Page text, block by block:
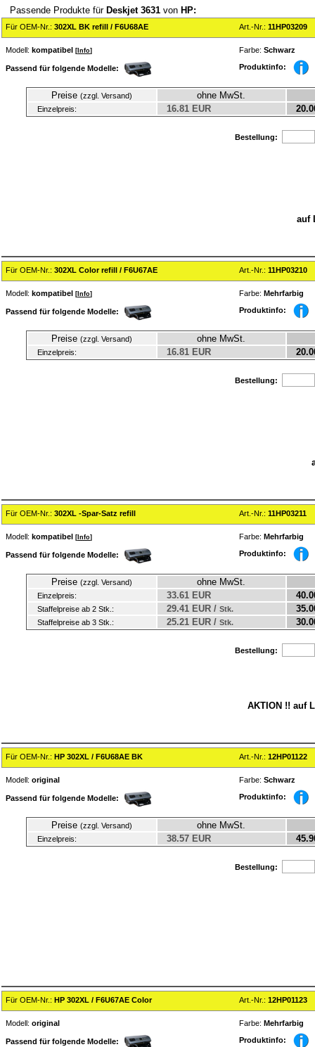
Passende Produkte für Deskjet 3631 von HP:
Für OEM-Nr.: 302XL BK refill / F6U68AE Art.-Nr.: 11HP03209
Modell: kompatibel [ Info] Farbe: Schwarz
Passend für folgende Modelle: Produktinfo:
Preise (zzgl. Versand) ohne MwSt.
Einzelpreis: 16.81 EUR
Bestellung:
auf
Für OEM-Nr.: 302XL Color refill / F6U67AE Art.-Nr.: 11HP03210
Modell: kompatibel [ Info] Farbe: Mehrfarbig
Passend für folgende Modelle: Produktinfo:
Preise (zzgl. Versand) ohne MwSt.
Einzelpreis: 16.81 EUR
Bestellung:
Für OEM-Nr.: 302XL -Spar-Satz refill Art.-Nr.: 11HP03211
Modell: kompatibel [ Info] Farbe: Mehrfarbig
Passend für folgende Modelle: Produktinfo:
Preise (zzgl. Versand) ohne MwSt.
Einzelpreis: 33.61 EUR
Staffelpreise ab 2 Stk.: 29.41 EUR / Stk.
Staffelpreise ab 3 Stk.: 25.21 EUR / Stk.
Bestellung:
AKTION !! auf
Für OEM-Nr.: HP 302XL / F6U68AE BK Art.-Nr.: 12HP01122
Modell: original Farbe: Schwarz
Passend für folgende Modelle: Produktinfo:
Preise (zzgl. Versand) ohne MwSt.
Einzelpreis: 38.57 EUR
Bestellung:
Für OEM-Nr.: HP 302XL / F6U67AE Color Art.-Nr.: 12HP01123
Modell: original Farbe: Mehrfarbig
Passend für folgende Modelle: Produktinfo: